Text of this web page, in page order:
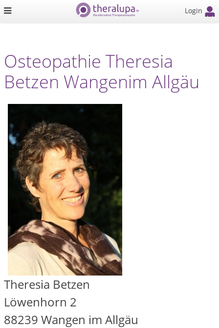
Login
Osteopathie Theresia
Betzen Wangenim Allgäu
Theresia Betzen
Löwenhorn 2
88239 Wangen im Allgäu